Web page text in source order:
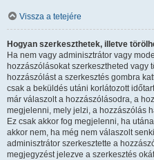
Vissza a tetejére
Hogyan szerkeszthetek, illetve
Ha nem vagy adminisztrátor vagy
hozzászólásokat szerkesztheted vagy
hozzászólást a szerkesztés gombra
csak a beküldés utáni korlátozott
már válaszolt a hozzászólásodra, a
megjelenni, mely jelzi, a hozzászólás
Ez csak akkor fog megjelenni, ha
akkor nem, ha még nem válaszolt
adminisztrátor szerkesztette a
megjegyzést jelezve a szerkesztés